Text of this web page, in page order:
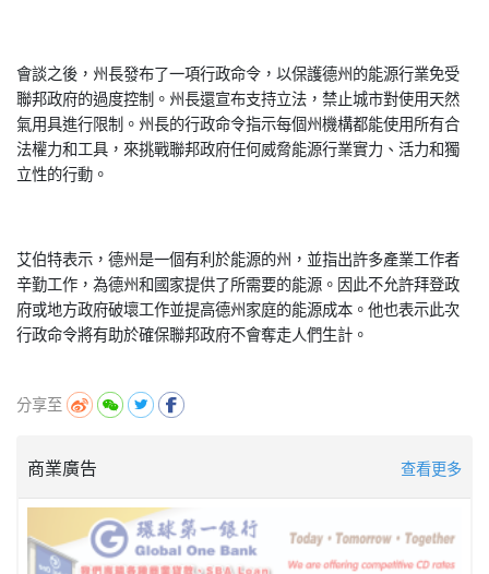
會談之後，州長發布了一項行政命令，以保護德州的能源行業免受
聯邦政府的過度控制。州長還宣布支持立法，禁止城市對使用天然
氣用具進行限制。州長的行政命令指示每個州機構都能使用所有合
法權力和工具，來挑戰聯邦政府任何威脅能源行業實力、活力和獨
立性的行動。
艾伯特表示，德州是一個有利於能源的州，並指出許多產業工作者
辛勤工作，為德州和國家提供了所需要的能源。因此不允許拜登政
府或地方政府破壞工作並提高德州家庭的能源成本。他也表示此次
行政命令將有助於確保聯邦政府不會奪走人們生計。
分享至
商業廣告 查看更多